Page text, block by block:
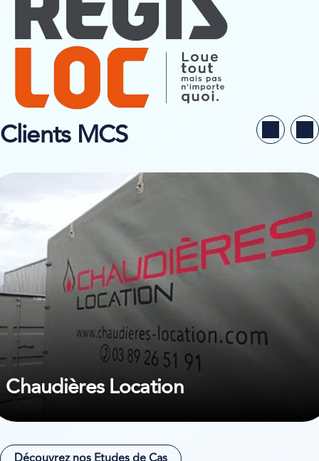
Clients MCS
Chaudières Location
l’étude de cas sur Chaudières Location